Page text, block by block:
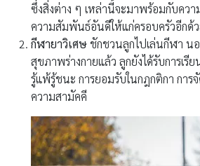
ซึ่งสิ่งต่าง ๆ เหล่านี้จะมาพร้อมกับคว
ความสัมพันธ์อันดีให้แก่ครอบครัวอีกด้
กีฬายาวิเศษ ชักชวนลูกไปเล่นกีฬา นอ
สุขภาพร่างกายแล้ว ลูกยังได้รับการเรี
รู้แพ้รู้ชนะ การยอมรับในกฎกติกา การ
ความสามัคคี